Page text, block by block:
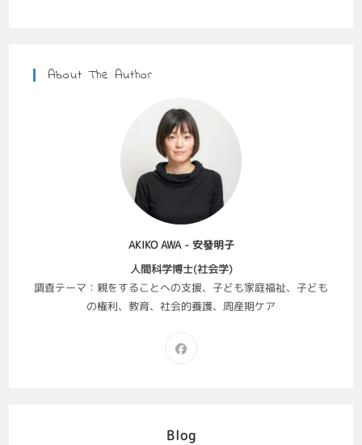
About The Author
AKIKO AWA - 安發明子
人間科学博士(社会学)
調査テーマ：親をすることへの支援、子ども家庭福祉、子ども
の権利、教育、社会的養護、周産期ケア
Blog